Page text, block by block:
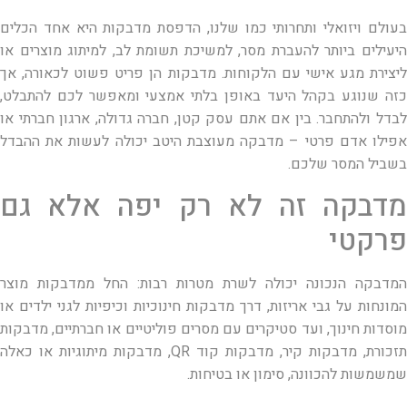
בעולם ויזואלי ותחרותי כמו שלנו, הדפסת מדבקות היא אחד הכלים
היעילים ביותר להעברת מסר, למשיכת תשומת לב, למיתוג מוצרים או
ליצירת מגע אישי עם הלקוחות. מדבקות הן פריט פשוט לכאורה, אך
כזה שנוגע בקהל היעד באופן בלתי אמצעי ומאפשר לכם להתבלט,
לבדל ולהתחבר. בין אם אתם עסק קטן, חברה גדולה, ארגון חברתי או
אפילו אדם פרטי – מדבקה מעוצבת היטב יכולה לעשות את ההבדל
בשביל המסר שלכם.
מדבקה זה לא רק יפה אלא גם
פרקטי
המדבקה הנכונה יכולה לשרת מטרות רבות: החל ממדבקות מוצר
המונחות על גבי אריזות, דרך מדבקות חינוכיות וכיפיות לגני ילדים או
מוסדות חינוך, ועד סטיקרים עם מסרים פוליטיים או חברתיים, מדבקות
תזכורת, מדבקות קיר, מדבקות קוד QR, מדבקות מיתוגיות או כאלה
שמשמשות להכוונה, סימון או בטיחות.